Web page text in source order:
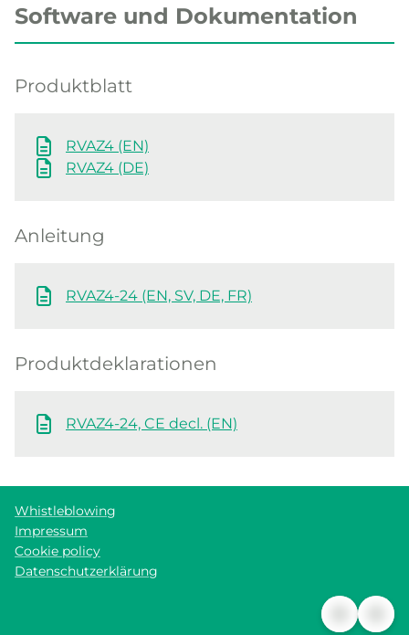
Software und Dokumentation
Produktblatt
RVAZ4 (EN)
RVAZ4 (DE)
Anleitung
RVAZ4-24 (EN, SV, DE, FR)
Produktdeklarationen
RVAZ4-24, CE decl. (EN)
Whistleblowing
Impressum
Cookie policy
Datenschutzerklärung